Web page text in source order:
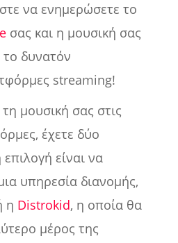
να ενημερώσετε το
σας και η μουσική σας
δυνατόν
streaming!
μουσική σας στις
έχετε δύο
είναι να
υπηρεσία διανομής,
η Distrokid, η οποία θα
μέρος της